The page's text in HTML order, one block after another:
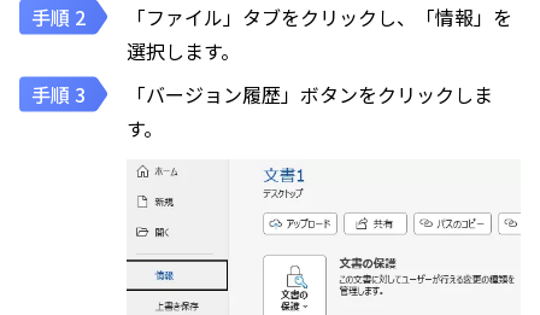
「ファイル」タブをクリックし、「情報」を
選択します。
「バージョン履歴」ボタンをクリックしま
す。